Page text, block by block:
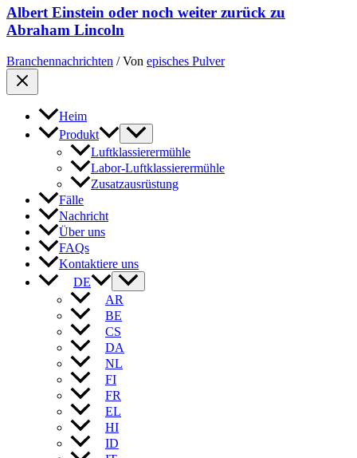
Albert Einstein oder noch weiter zurück zu
Abraham Lincoln
Branchennachrichten / Von episches Pulver
Heim
Produkt
Luftklassierermühle
Labor-Luftklassierermühle
Zusatzausrüstung
Fälle
Nachricht
Über uns
FAQs
Kontaktiere uns
DE
AR
BE
CS
DA
NL
FI
FR
EL
HI
ID